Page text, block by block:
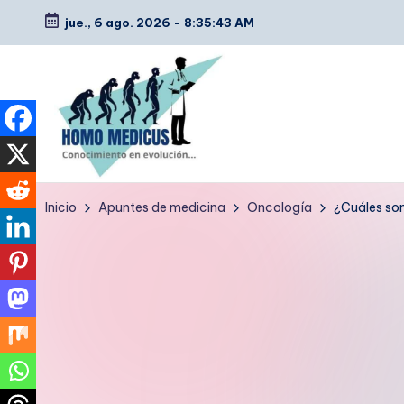
Saltar
contenido
jue., 6 ago. 2026 - 8:35:44 AM
H
Guías
Inicio Apuntes de medicina Oncología ¿Cuáles